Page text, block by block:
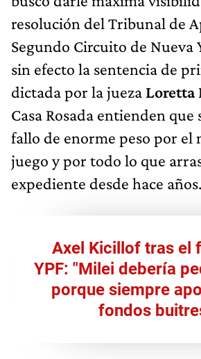
resolución del Tribunal de
Segundo Circuito de Nueva
sin efecto la sentencia de
dictada por la jueza Loretta
Casa Rosada entienden que
fallo de enorme peso por el
juego y por todo lo que
expediente desde hace años.
Axel Kicillof tras el
YPF: "Milei debería
porque siempre
fondos